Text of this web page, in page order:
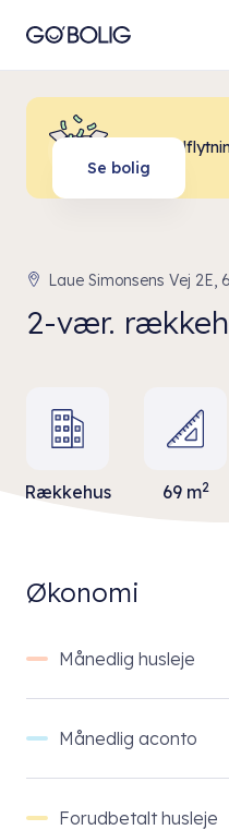
Billig
Se bolig
Laue Simonsens Vej 2E,
2-vær.
Rækkehus 69 m2
Økonomi
Månedlig husleje
Månedlig aconto
Forudbetalt husleje